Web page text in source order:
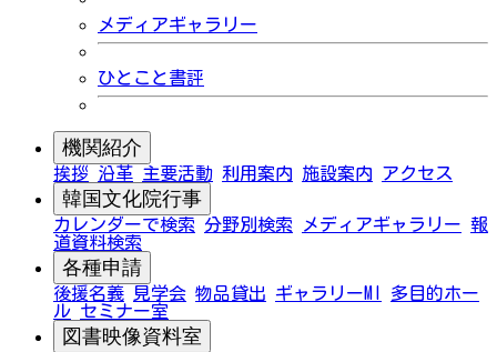
メディアギャラリー
ひとこと書評
機関紹介
挨拶 沿革 主要活動 利用案内 施設案内 アクセス
韓国文化院行事
カレンダーで検索 分野別検索 メディアギャラリー 報
道資料検索
各種申請
後援名義 見学会 物品貸出 ギャラリーMI
多目的ホー
ル セミナー室
図書映像資料室